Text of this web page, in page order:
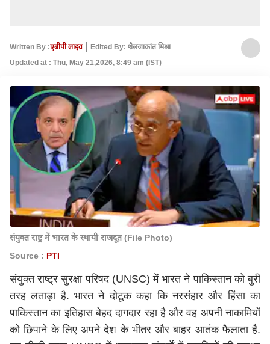
Written By :एबीपी लाइव
Edited By: शैलजाकांत मिश्रा
Updated at : Thu, May 21,2026, 8:49 am (IST)
संयुक्त राष्ट्र में भारत के स्थायी राजदूत (File Photo)
Source : PTI
संयुक्त राष्ट्र सुरक्षा परिषद (UNSC) में भारत ने पाकिस्तान को बुरी
तरह लताड़ा है. भारत ने दोटूक कहा कि नरसंहार और हिंसा का
पाकिस्तान का इतिहास बेहद दागदार रहा है और वह अपनी नाकामियों
को छिपाने के लिए अपने देश के भीतर और बाहर आतंक फैलाता है.